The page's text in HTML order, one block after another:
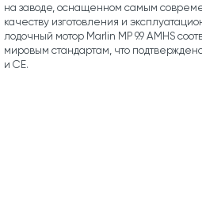
на заводе, оснащенном самым
качеству изготовления и
лодочный мотор Marlin MP 9.9 AMHS
мировым стандартам, что
и CE.